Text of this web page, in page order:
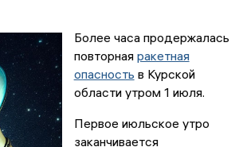
Более часа продержалась
повторная ракетная
опасность в Курской
области утром 1 июля.
Первое июльское утро
заканчивается